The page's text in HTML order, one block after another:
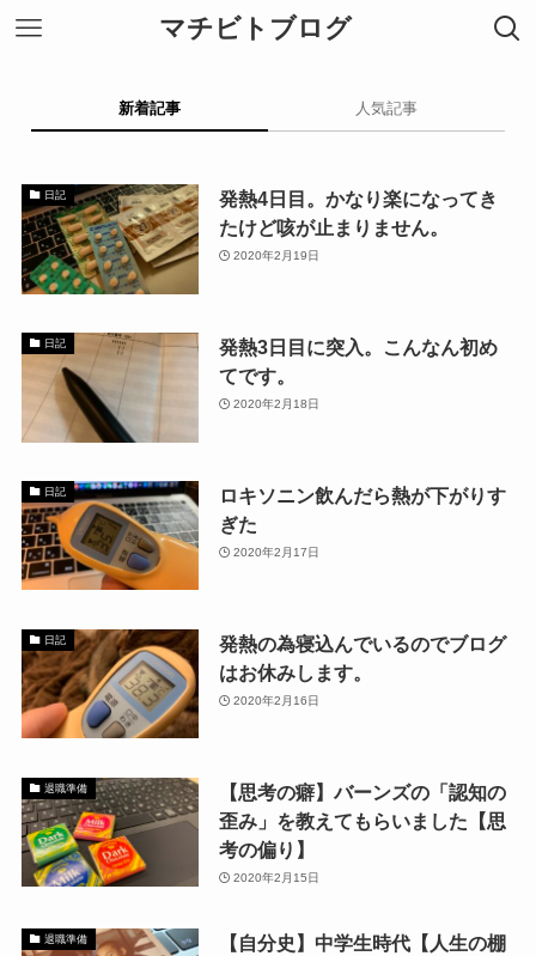
マチビトブログ
新着記事 人気記事
日記
発熱4日目。かなり楽になってき
たけど咳が止まりません。
2020年2月19日
日記
発熱3日目に突入。こんなん初め
てです。
2020年2月18日
日記
ロキソニン飲んだら熱が下がりす
ぎた
2020年2月17日
日記
発熱の為寝込んでいるのでブログ
はお休みします。
2020年2月16日
退職準備
【思考の癖】バーンズの「認知の
歪み」を教えてもらいました【思
考の偏り】
2020年2月15日
退職準備
【自分史】中学生時代【人生の棚